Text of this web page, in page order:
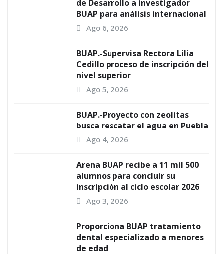
de Desarrollo a investigador
BUAP para análisis internacional
Ago 6, 2026
BUAP.-Supervisa Rectora Lilia
Cedillo proceso de inscripción del
nivel superior
Ago 5, 2026
BUAP.-Proyecto con zeolitas
busca rescatar el agua en Puebla
Ago 4, 2026
Arena BUAP recibe a 11 mil 500
alumnos para concluir su
inscripción al ciclo escolar 2026
Ago 3, 2026
Proporciona BUAP tratamiento
dental especializado a menores
de edad